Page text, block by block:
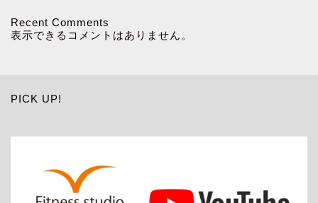
Recent Comments
表示できるコメントはありません。
PICK UP!